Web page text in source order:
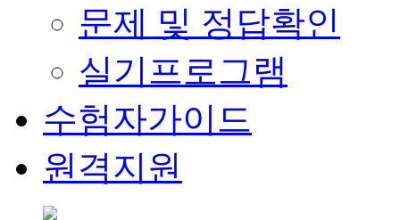
문제 및 정답확인
실기프로그램
수험자가이드
원격지원